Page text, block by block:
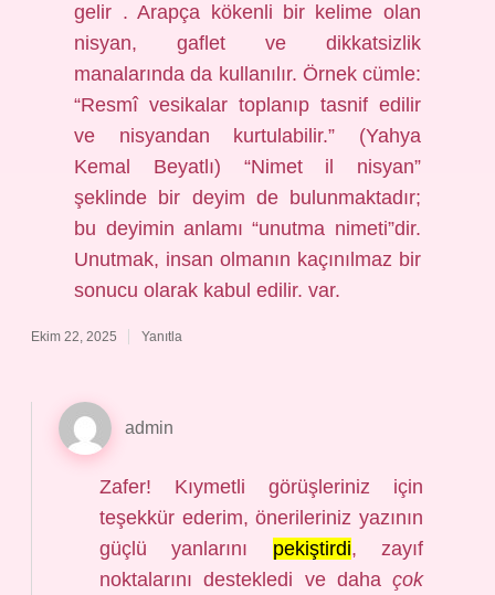
gelir . Arapça kökenli bir kelime olan
nisyan, gaflet ve dikkatsizlik
manalarında da kullanılır. Örnek cümle:
“Resmî vesikalar toplanıp tasnif edilir
ve nisyandan kurtulabilir.” (Yahya
Kemal Beyatlı) “Nimet il nisyan”
şeklinde bir deyim de bulunmaktadır;
bu deyimin anlamı “unutma nimeti”dir.
Unutmak, insan olmanın kaçınılmaz bir
sonucu olarak kabul edilir. var.
Ekim 22, 2025 Yanıtla
admin
Zafer! Kıymetli görüşleriniz için
teşekkür ederim, önerileriniz yazının
güçlü yanlarını pekiştirdi, zayıf
noktalarını destekledi ve dahaçok